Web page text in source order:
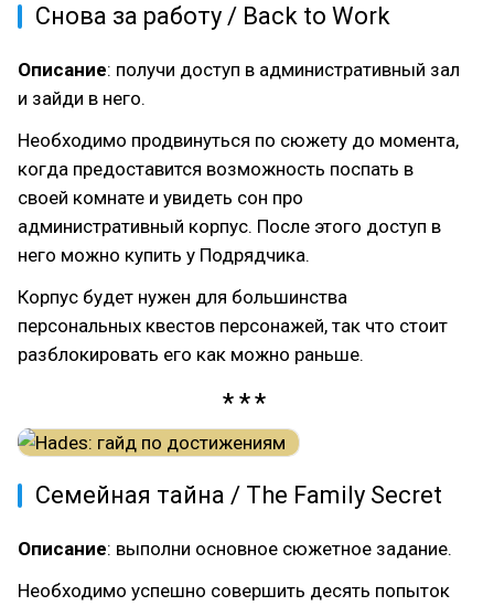
Снова за работу / Back to Work
Описание: получи доступ в административный зал
и зайди в него.
Необходимо продвинуться по сюжету до момента,
когда предоставится возможность поспать в
своей комнате и увидеть сон про
административный корпус. После этого доступ в
него можно купить у Подрядчика.
Корпус будет нужен для большинства
персональных квестов персонажей, так что стоит
разблокировать его как можно раньше.
Семейная тайна / The Family Secret
Описание: выполни основное сюжетное задание.
Необходимо успешно совершить десять попыток